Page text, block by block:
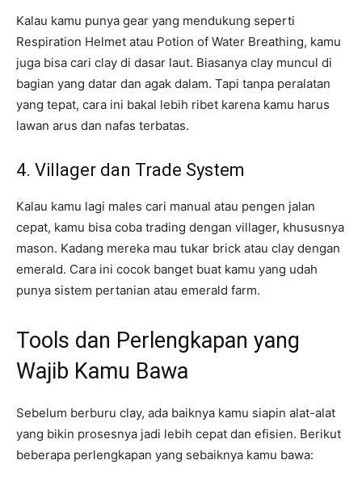
Kalau kamu punya gear yang mendukung seperti
Respiration Helmet atau Potion of Water Breathing, kamu
juga bisa cari clay di dasar laut. Biasanya clay muncul di
bagian yang datar dan agak dalam. Tapi tanpa peralatan
yang tepat, cara ini bakal lebih ribet karena kamu harus
lawan arus dan nafas terbatas.
4. Villager dan Trade System
Kalau kamu lagi males cari manual atau pengen jalan
cepat, kamu bisa coba trading dengan villager, khususnya
mason. Kadang mereka mau tukar brick atau clay dengan
emerald. Cara ini cocok banget buat kamu yang udah
punya sistem pertanian atau emerald farm.
Tools dan Perlengkapan yang
Wajib Kamu Bawa
Sebelum berburu clay, ada baiknya kamu siapin alat-alat
yang bikin prosesnya jadi lebih cepat dan efisien. Berikut
beberapa perlengkapan yang sebaiknya kamu bawa: